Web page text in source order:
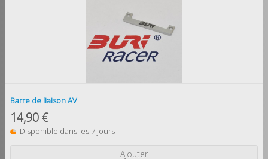
Barre de liaison AV
14,90 €
Disponible dans les 7 jours
Ajouter